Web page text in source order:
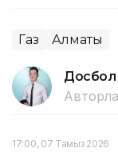
Газ Алматы
Досбол
17:00, 07 Тамыз 2026